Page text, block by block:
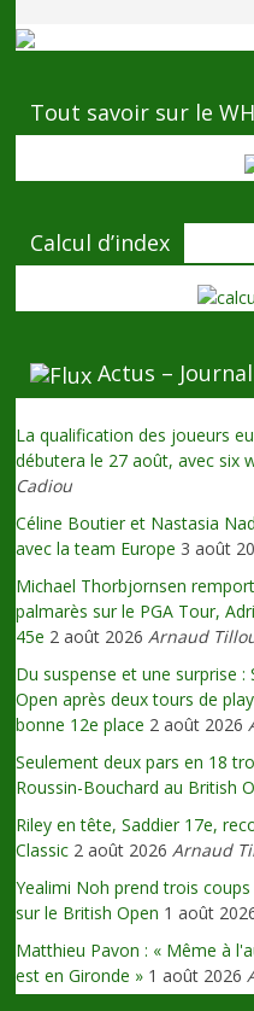
Tout savoir sur le
Calcul d’index
Actus –
La qualification des joueurs
débutera le 27 août, avec six
Cadiou
Céline Boutier et Nastasia
avec la team Europe 3 août
Michael Thorbjornsen
palmarès sur le PGA Tour,
45e 2 août 2026 Arnaud
Du suspense et une surprise
Open après deux tours de
bonne 12e place 2 août 2026
Seulement deux pars en 18
Roussin-Bouchard au British
Riley en tête, Saddier 17e,
Classic 2 août 2026 Arnaud
Yealimi Noh prend trois
sur le British Open 1 août
Matthieu Pavon : « Même à
est en Gironde » 1 août 2026